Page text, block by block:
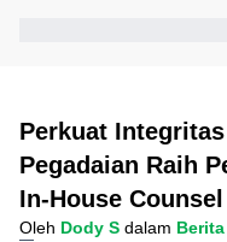
Perkuat
Pegadaian Raih
In-House
Oleh Dody S dalam Berita